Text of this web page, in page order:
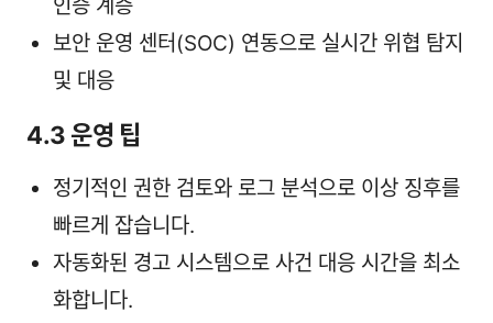
인증 계층
보안 운영 센터(SOC) 연동으로 실시간 위협 탐지
및 대응
4.3 운영 팁
정기적인 권한 검토와 로그 분석으로 이상 징후를
빠르게 잡습니다.
자동화된 경고 시스템으로 사건 대응 시간을 최소
화합니다.